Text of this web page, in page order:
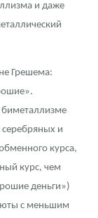
и даже
Грешема:
биметаллизме
и
курса,
курс, чем
деньги»)
с меньшим